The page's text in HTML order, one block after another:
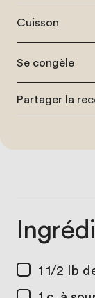
Cuisson
Se congèle
Partager la
1 1/2 lb